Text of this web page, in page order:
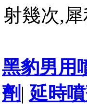
射幾次,
黑豹男用
劑 | 延時